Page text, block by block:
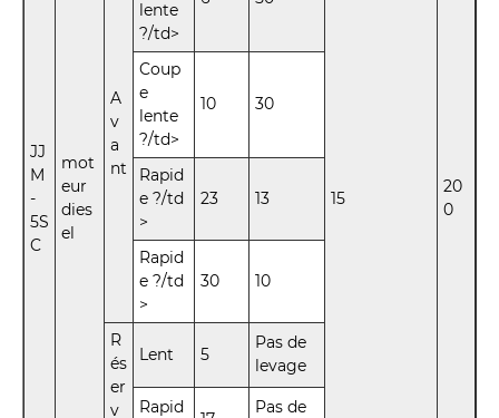
JJ
M
-
5S
C
mot
eur
dies
el
A
v
a
nt
lente
?/td>
15
20
0
Coup
e
lente
?/td>
10 30
Rapid
e ?/td
>
23 13
Rapid
e ?/td
>
30 10
R
és
er
v
Lent 5
Pas de
levage
Rapid
Pas de